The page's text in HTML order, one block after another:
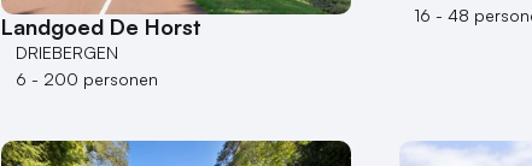
Landgoed De Horst
DRIEBERGEN
6 - 200 personen
16 - 48